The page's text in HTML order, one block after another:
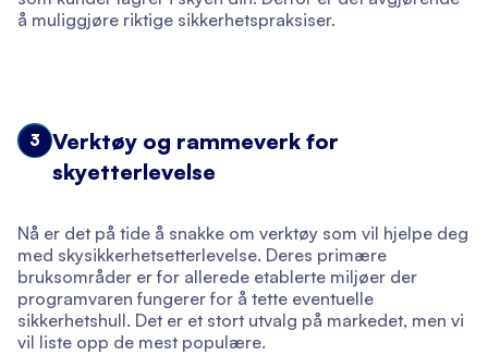
å muliggjøre riktige sikkerhetspraksiser.
3
Verktøy og rammeverk for
skyetterlevelse
Nå er det på tide å snakke om verktøy som vil hjelpe deg
med skysikkerhetsetterlevelse. Deres primære
bruksområder er for allerede etablerte miljøer der
programvaren fungerer for å tette eventuelle
sikkerhetshull. Det er et stort utvalg på markedet, men vi
vil liste opp de mest populære.